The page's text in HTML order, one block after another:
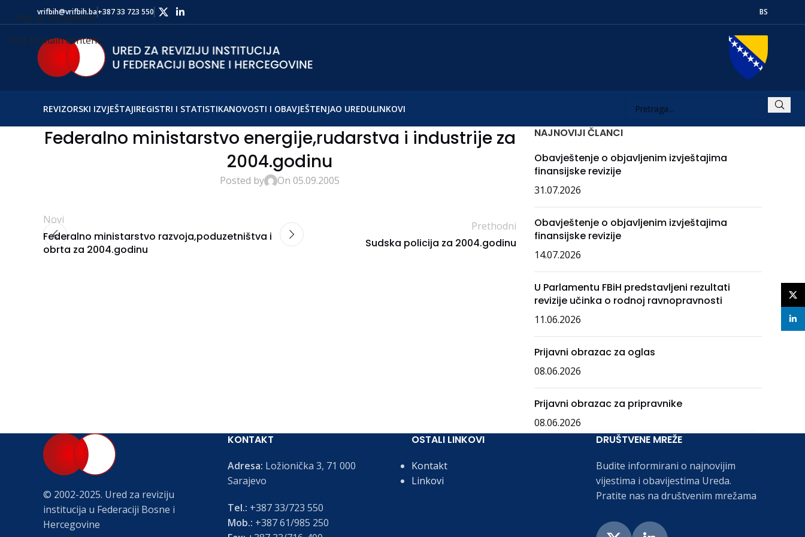
Skip to navigation
Skip to main content
vrifbih@vrifbih.ba+387 33 723 550 BS
REVIZORSKI IZVJEŠTAJIREGISTRI I STATISTIKANOVOSTI I OBAVJEŠTENJAO UREDULINKOVI
Federalno ministarstvo energije,rudarstva i industrije za
2004.godinu
Posted by On 05.09.2005
Novi
Federalno ministarstvo razvoja,poduzetništva i
obrta za 2004.godinu
Prethodni
Sudska policija za 2004.godinu
NAJNOVIJI ČLANCI
Obavještenje o objavljenim izvještajima
finansijske revizije
31.07.2026
Obavještenje o objavljenim izvještajima
finansijske revizije
14.07.2026
U Parlamentu FBiH predstavljeni rezultati
revizije učinka o rodnoj ravnopravnosti
11.06.2026
Prijavni obrazac za oglas
08.06.2026
Prijavni obrazac za pripravnike
08.06.2026
© 2002-2025. Ured za reviziju
institucija u Federaciji Bosne i
Hercegovine
KONTAKT
Adresa: Ložionička 3, 71 000
Sarajevo
Tel.: +387 33/723 550
Mob.: +387 61/985 250
OSTALI LINKOVI
Kontakt
Linkovi
DRUŠTVENE MREŽE
Budite informirani o najnovijim
vijestima i obavijestima Ureda.
Pratite nas na društvenim mrežama